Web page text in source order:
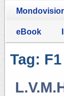
eBook
Tag: F1